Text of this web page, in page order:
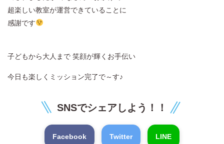
超楽しい教室が運営できていることに
感謝です
子どもから大人まで 笑顔が輝くお手伝い
今日も楽しくミッション完了で～す♪
SNSでシェアしよう！！
Facebook Twitter LINE